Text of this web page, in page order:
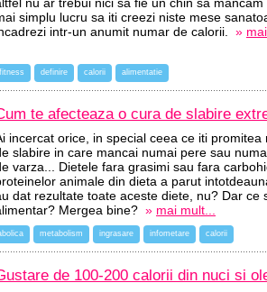
simplu lucru sa iti creezi niste mese
intr-un anumit numar de calorii. »
fitness definire calorii alimentatie
te afecteaza o cura de slabire
incercat orice, in special ceea ce iti
slabire in care mancai numai pere sau
varza... Dietele fara grasimi sau fara
animale din dieta a parut
dat rezultate toate aceste diete, nu? Dar
Mergea bine? » mai mult...
metabolism ingrasare infometare calorii
de 100-200 calorii din nuci si